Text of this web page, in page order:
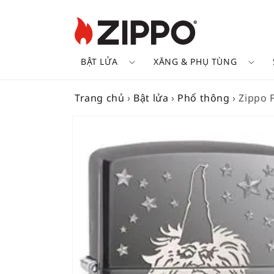
BẬT LỬA XĂNG & PHỤ TÙNG
Trang chủ › Bật lửa › Phổ thông ›Zippo
INFORMATION